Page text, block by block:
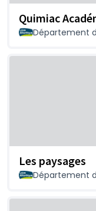
Quimiac
Département
Les paysages
Département